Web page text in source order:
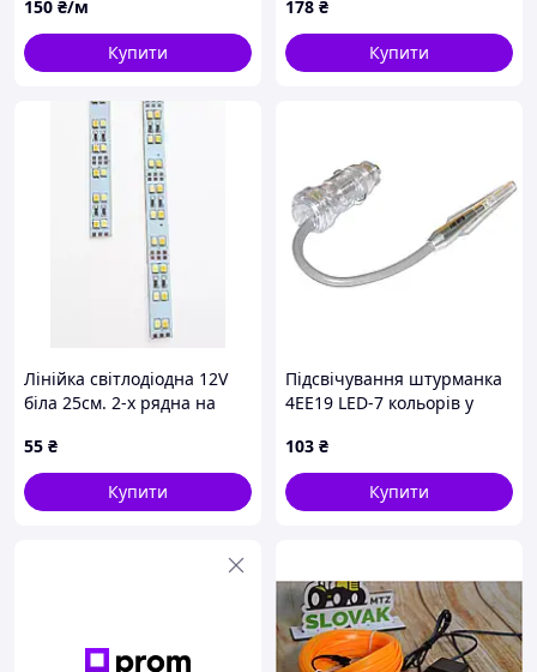
150 ₴/м
Купити
створення атмосфери в
машині на USB
178 ₴
Купити
Лінійка світлодіодна 12V
біла 25см. 2-х рядна на
55 ₴
Купити
Підсвічування штурманка
4EE19 LED-7 кольорів у
103 ₴
Купити